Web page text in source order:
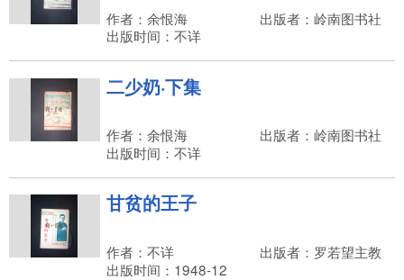
作者：余恨海
出版者：岭南图书社
出版时间：不详
二少奶·下集
作者：余恨海
出版者：岭南图书社
出版时间：不详
甘贫的王子
作者：不详
出版者：罗若望主教
出版时间：1948-12